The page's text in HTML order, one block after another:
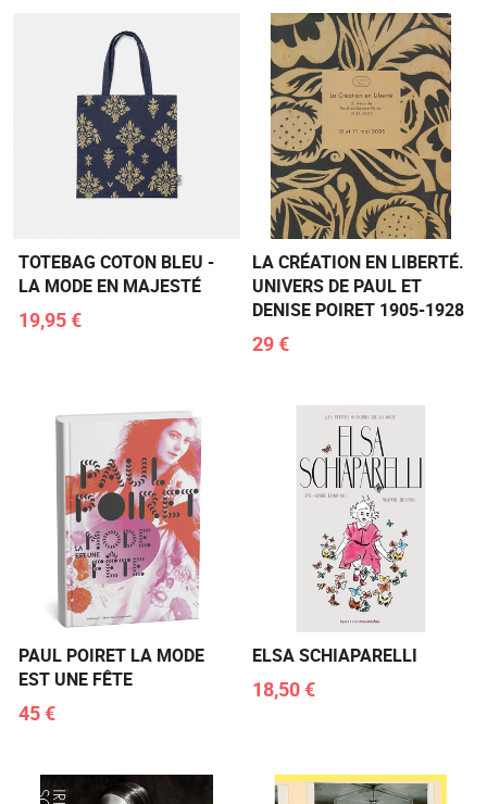
TOTEBAG COTON BLEU -
LA MODE EN MAJESTÉ
19,95 €
LA CRÉATION EN LIBERTÉ.
UNIVERS DE PAUL ET
DENISE POIRET 1905-1928
29 €
PAUL POIRET LA MODE
EST UNE FÊTE
45 €
ELSA SCHIAPARELLI
18,50 €